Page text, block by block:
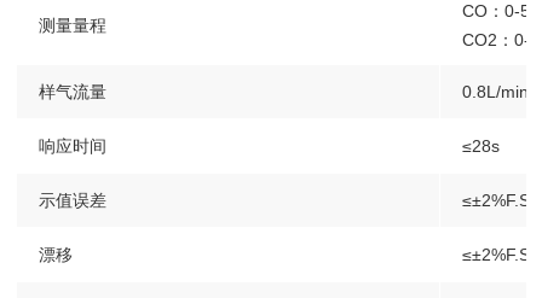
测量量程
CO：0-
CO2：0-
样气流量 0.8L/
响应时间 ≤28s
示值误差 ≤±2%F.S.
漂移